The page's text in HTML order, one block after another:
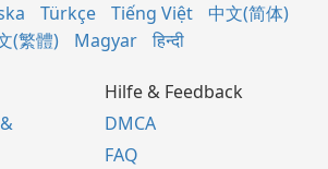
Türkçe Tiếng Việt
中文(简体)
(繁體)
Magyar हिन्दी
Hilfe & Feedback
DMCA
FAQ